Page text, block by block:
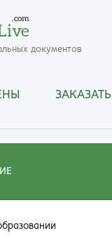
.com
документов
ЗАКАЗАТЬ